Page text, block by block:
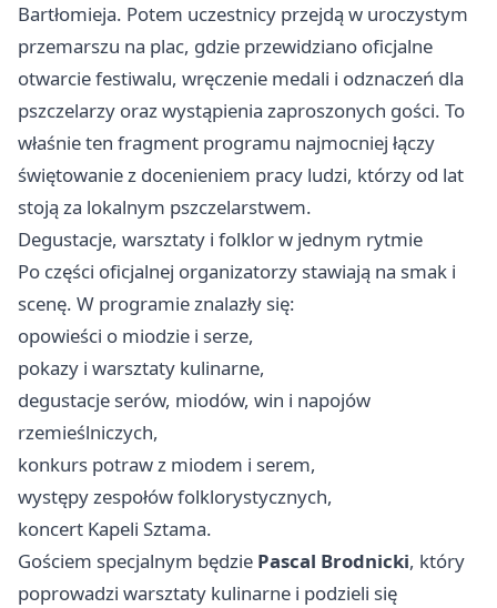
Bartłomieja. Potem uczestnicy przejdą w uroczystym
przemarszu na plac, gdzie przewidziano oficjalne
otwarcie festiwalu, wręczenie medali i odznaczeń dla
pszczelarzy oraz wystąpienia zaproszonych gości. To
właśnie ten fragment programu najmocniej łączy
świętowanie z docenieniem pracy ludzi, którzy od lat
stoją za lokalnym pszczelarstwem.
Degustacje, warsztaty i folklor w jednym rytmie
Po części oficjalnej organizatorzy stawiają na smak i
scenę. W programie znalazły się:
opowieści o miodzie i serze,
pokazy i warsztaty kulinarne,
degustacje serów, miodów, win i napojów
rzemieślniczych,
konkurs potraw z miodem i serem,
występy zespołów folklorystycznych,
koncert Kapeli Sztama.
Gościem specjalnym będzie Pascal Brodnicki, który
poprowadzi warsztaty kulinarne i podzieli się